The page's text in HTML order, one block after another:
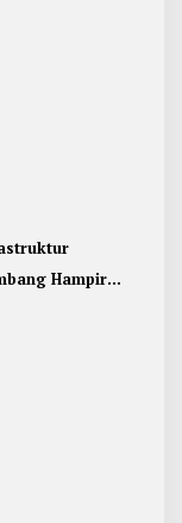
Hampir